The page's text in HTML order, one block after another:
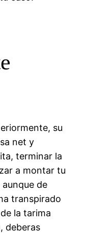
su
net y
terminar la
a montar tu
de
transpirado
la tarima
deberas